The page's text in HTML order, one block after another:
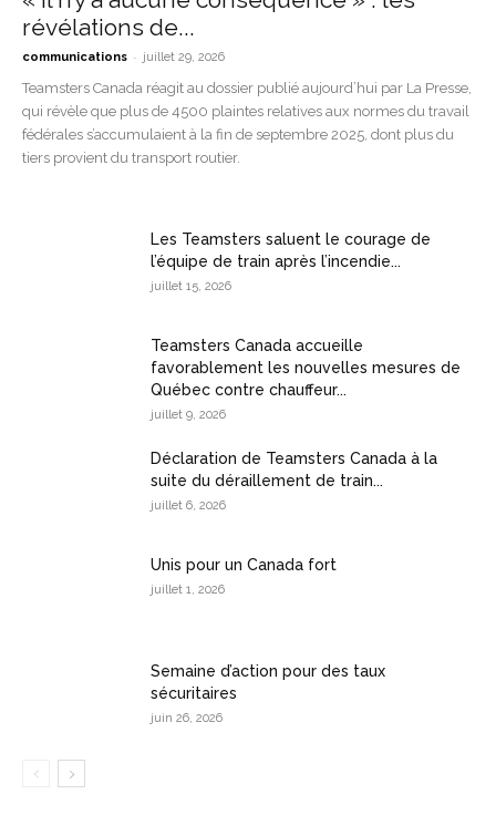
révélations de...
communications - juillet 29, 2026
Teamsters Canada réagit au dossier publié aujourd’hui par La Presse,
qui révèle que plus de 4500 plaintes relatives aux normes du travail
fédérales s’accumulaient à la fin de septembre 2025, dont plus du
tiers provient du transport routier.
Les Teamsters saluent le courage de
l’équipe de train après l’incendie...
juillet 15, 2026
Teamsters Canada accueille
favorablement les nouvelles mesures de
Québec contre chauffeur...
juillet 9, 2026
Déclaration de Teamsters Canada à la
suite du déraillement de train...
juillet 6, 2026
Unis pour un Canada fort
juillet 1, 2026
Semaine d’action pour des taux
sécuritaires
juin 26, 2026